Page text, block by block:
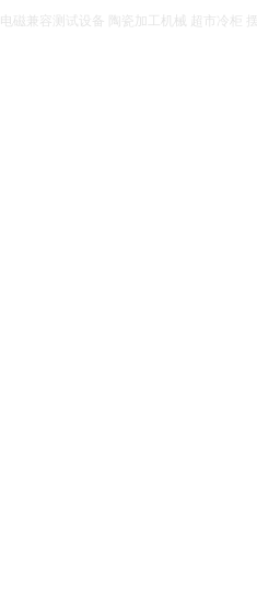
电磁兼容测试设备 陶瓷加工机械 超市冷柜